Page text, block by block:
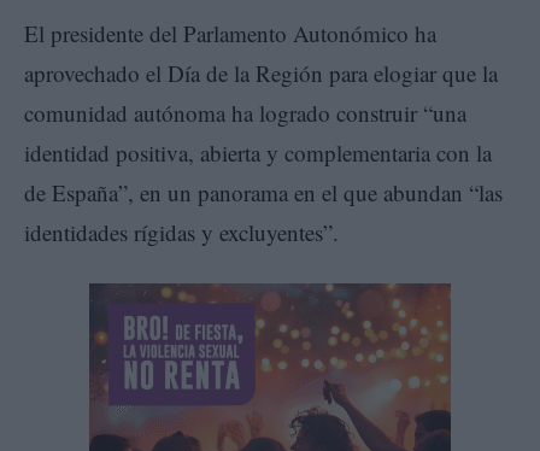
El presidente del Parlamento Autonómico ha
aprovechado el Día de la Región para elogiar que la
comunidad autónoma ha logrado construir “una
identidad positiva, abierta y complementaria con la
de España”, en un panorama en el que abundan “las
identidades rígidas y excluyentes”.